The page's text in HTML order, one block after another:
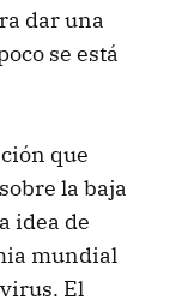
dar una
se está
que
la baja
idea de
mundial
El